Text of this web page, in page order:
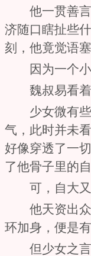
他一贯善
济随口瞎扯些
刻，他竟觉语塞
因为一个
魏叔易看着
少女微有
气，此时并未
好像穿透了一
了他骨子里的自
可，自大
他天资出
环加身，便是
但少女之